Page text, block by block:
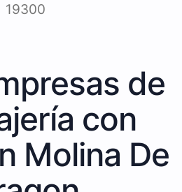
19300
de
con
Molina De